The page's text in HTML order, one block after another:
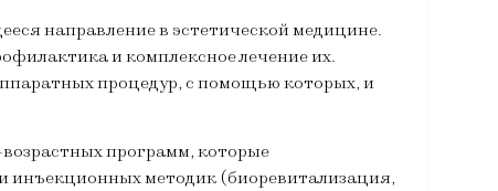
направление в эстетической медицине.
и комплексное лечение их.
процедур, с помощью которых, и
программ, которые
инъекционных методик (биоревитализация,